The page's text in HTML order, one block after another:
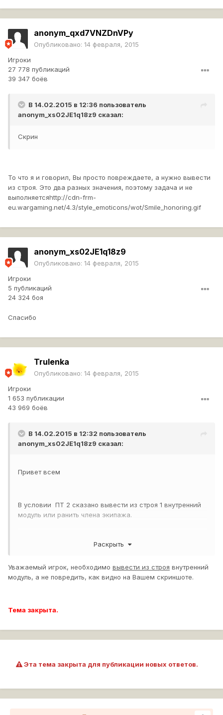
anonym_qxd7VNZDnVPy
Опубликовано: 14 февраля, 2015
Игроки
27 778 публикаций
39 347 боёв
В 14.02.2015 в 12:36 пользователь
anonym_xs02JE1q18z9 сказал:
Скрин
То что я и говорил, Вы просто повреждаете, а нужно вывести
из строя. Это два разных значения, поэтому задача и не
выполняетсяhttp://cdn-frm-
eu.wargaming.net/4.3/style_emoticons/wot/Smile_honoring.gif
anonym_xs02JE1q18z9
Опубликовано: 14 февраля, 2015
Игроки
5 публикаций
24 324 боя
Спасибо
Trulenka
Опубликовано: 14 февраля, 2015
Игроки
1 653 публикации
43 969 боёв
В 14.02.2015 в 12:32 пользователь
anonym_xs02JE1q18z9 сказал:
Привет всем
В условии ПТ 2 сказано вывести из строя 1 внутренний
модуль или ранить члена экипажа.
Уже несколько раз вывожу из строя двигатель, бак, - но
статусе ,"выполняется".
Раскрыть
Уважаемый игрок, необходимо вывести из строя внутренний
модуль, а не повредить, как видно на Вашем скриншоте.
Тема закрыта.
Эта тема закрыта для публикации новых ответов.